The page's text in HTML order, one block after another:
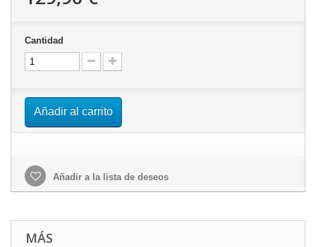
Cantidad
Añadir al carrito
Añadir a la lista de deseos
MÁS